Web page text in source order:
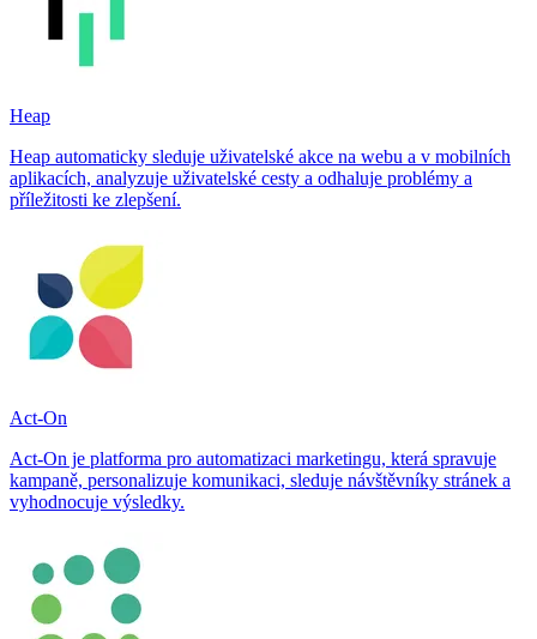
Heap
Heap automaticky sleduje uživatelské akce na webu a v mobilních
aplikacích, analyzuje uživatelské cesty a odhaluje problémy a
příležitosti ke zlepšení.
Act-On
Act-On je platforma pro automatizaci marketingu, která spravuje
kampaně, personalizuje komunikaci, sleduje návštěvníky stránek a
vyhodnocuje výsledky.